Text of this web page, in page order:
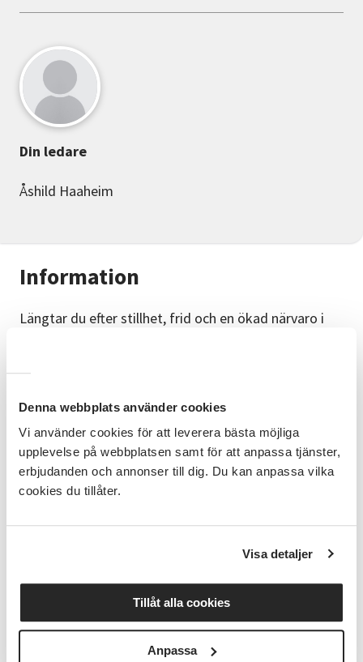
Denna webbplats använder cookies
Vi använder cookies för att leverera bästa möjliga
upplevelse på webbplatsen samt för att anpassa tjänster,
erbjudanden och annonser till dig. Du kan anpassa vilka
cookies du tillåter.
Visa detaljer
Tillåt alla cookies
Anpassa
Information
Längtar du efter stillhet, frid och en ökad närvaro i
Under 16 kvällar i rad, kl.18.30-19.30, erbjuder olika
traditioner. Invigning och avslutning kl. 18.30-20.00.
Ordinarie pris: 100 kronor för en kväll och
500 kronor om du vill gå så mycket du vill
under perioden 15-30/8.
Halva priset för dig med begränsad
intäkterna till ”Drömmen om det goda”, som utbildar
pedagoger i metoder för stillhet.
Läs mer om organisationen
Din ledare
Åshild Haaheim